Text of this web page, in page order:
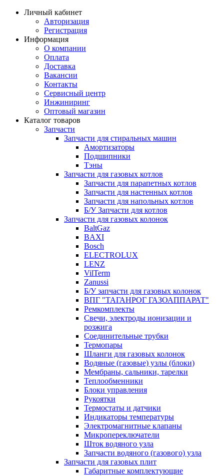
Личный кабинет
Авторизация
Регистрация
Информация
О компании
Оплата
Доставка
Вакансии
Контакты
Сервисный центр
Инжиниринг
Оптовый магазин
Каталог товаров
Запчасти
Запчасти для стиральных машин
Амортизаторы
Подшипники
Тэны
Запчасти для газовых котлов
Запчасти для парапетных котлов
Запчасти для настенных котлов
Запчасти для напольных котлов
Б/У Запчасти для котлов
Запчасти для газовых колонок
BaltGaz
BAXI
Bosch
ELECTROLUX
LENZ
VilTerm
Zanussi
Б/У запчасти для газовых колонок
ВПГ "ТАГАНРОГ ГАЗОАППАРАТ"
Ремкомплекты
Свечи, электроды ионизации и
розжига
Соединительные трубки
Термопары
Шланги для газовых колонок
Водяные (газовые) узлы (блоки)
Мембраны, сальники, тарелки
Теплообменники
Блоки управления
Рукоятки
Термостаты и датчики
Индикаторы температуры
Электромагнитные клапаны
Микропереключатели
Шток водяного узла
Запчасти водяного (газового) узла
Запчасти для газовых плит
Габаритные комплектующие